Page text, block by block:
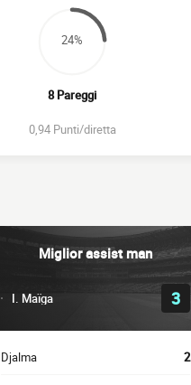
24%
8 Pareggi
0,94 Punti/diretta
Miglior assist man
I. Maïga 3
Djalma 2